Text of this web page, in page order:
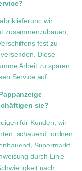
wir
zusammenzubauen,
fest zu
Diese
Arbeit zu sparen.
Service auf.
sie?
für Kunden, wir
schauend, ordnen
Supermarkt
durch Linie
nach